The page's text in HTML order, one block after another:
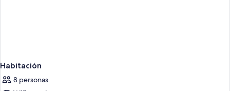
Habitación
8 personas